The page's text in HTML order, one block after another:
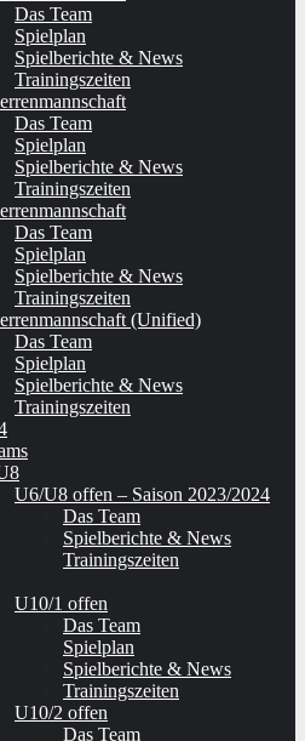
Das Team
Spielplan
Spielberichte & News
Trainingszeiten
Das Team
Spielplan
Spielberichte & News
Trainingszeiten
Das Team
Spielplan
Spielberichte & News
Trainingszeiten
(Unified)
Das Team
Spielplan
Spielberichte & News
Trainingszeiten
U6/U8 offen – Saison 2023/2024
Das Team
Spielberichte & News
Trainingszeiten
U10/1 offen
Das Team
Spielplan
Spielberichte & News
Trainingszeiten
U10/2 offen
Das Team